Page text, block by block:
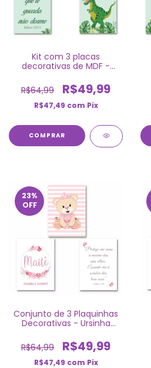
Kit com 3 placas
decorativas de MDF -
R$64,99
R$49,99
R$47,49 com Pix
COMPRAR
23%
OFF
Conjunto de 3 Plaquinhas
Decorativas - Ursinha
R$64,99
R$49,99
R$47,49 com Pix